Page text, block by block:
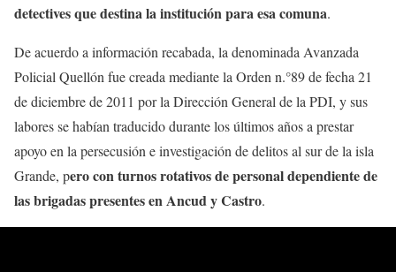
detectives que destina la institución para esa comuna.
De acuerdo a información recabada, la denominada Avanzada
Policial Quellón fue creada mediante la Orden n.°89 de fecha 21
de diciembre de 2011 por la Dirección General de la PDI, y sus
labores se habían traducido durante los últimos años a prestar
apoyo en la persecusión e investigación de delitos al sur de la isla
Grande, pero con turnos rotativos de personal dependiente de
las brigadas presentes en Ancud y Castro.